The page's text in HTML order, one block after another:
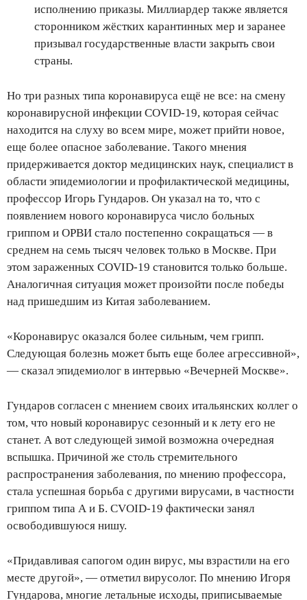
исполнению приказы. Миллиардер также является
сторонником жёстких карантинных мер и заранее
призывал государственные власти закрыть свои
страны.
Но три разных типа коронавируса ещё не все: на смену
коронавирусной инфекции COVID-19, которая сейчас
находится на слуху во всем мире, может прийти новое,
еще более опасное заболевание. Такого мнения
придерживается доктор медицинских наук, специалист в
области эпидемиологии и профилактической медицины,
профессор Игорь Гундаров. Он указал на то, что с
появлением нового коронавируса число больных
гриппом и ОРВИ стало постепенно сокращаться — в
среднем на семь тысяч человек только в Москве. При
этом зараженных COVID-19 становится только больше.
Аналогичная ситуация может произойти после победы
над пришедшим из Китая заболеванием.
«Коронавирус оказался более сильным, чем грипп.
Следующая болезнь может быть еще более агрессивной»,
— сказал эпидемиолог в интервью «Вечерней Москве».
Гундаров согласен с мнением своих итальянских коллег о
том, что новый коронавирус сезонный и к лету его не
станет. А вот следующей зимой возможна очередная
вспышка. Причиной же столь стремительного
распространения заболевания, по мнению профессора,
стала успешная борьба с другими вирусами, в частности
гриппом типа А и Б. CVOID-19 фактически занял
освободившуюся нишу.
«Придавливая сапогом один вирус, мы взрастили на его
месте другой», — отметил вирусолог. По мнению Игоря
Гундарова, многие летальные исходы, приписываемые